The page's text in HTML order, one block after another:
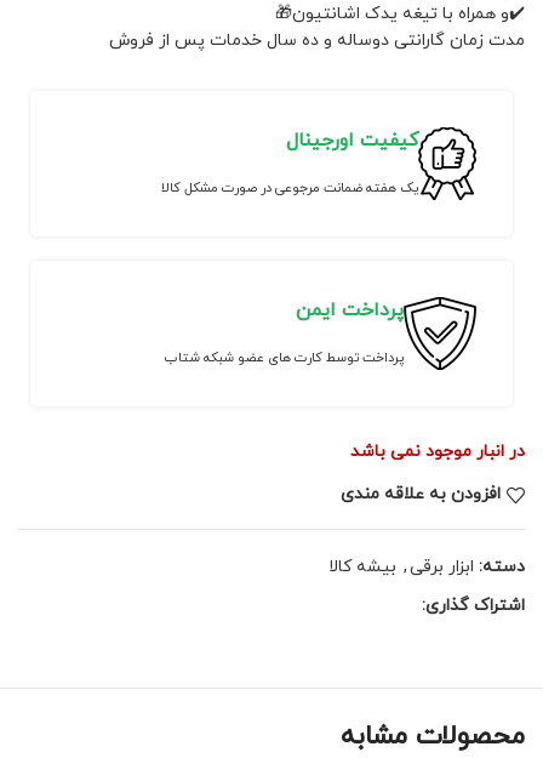
✔️و همراه با تيغه یدک اشانتیون🎁
مدت زمان گارانتی دوساله و ده سال خدمات پس از فروش
کیفیت اورجینال
یک هفته ضمانت مرجوعی در صورت مشکل کالا
پرداخت ایمن
پرداخت توسط کارت های عضو شبکه شتاب
در انبار موجود نمی باشد
افزودن به علاقه مندی
دسته: ابزار برقی, بیشه کالا
اشتراک گذاری:
محصولات مشابه